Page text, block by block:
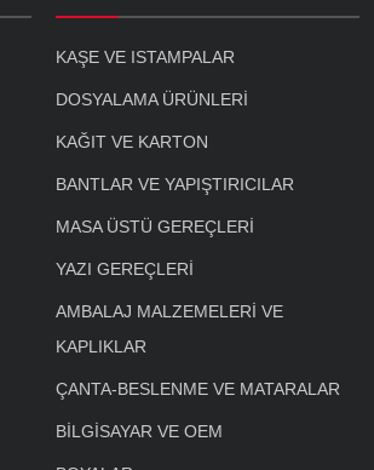
KAŞE VE ISTAMPALAR
DOSYALAMA ÜRÜNLERİ
KAĞIT VE KARTON
BANTLAR VE YAPIŞTIRICILAR
MASA ÜSTÜ GEREÇLERİ
YAZI GEREÇLERİ
AMBALAJ MALZEMELERİ VE
KAPLIKLAR
ÇANTA-BESLENME VE MATARALAR
BİLGİSAYAR VE OEM